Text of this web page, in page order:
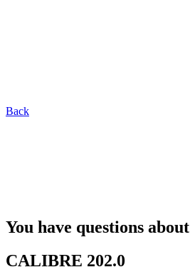
Back
You have questions about
CALIBRE 202.0